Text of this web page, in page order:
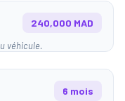
240,000 MAD
véhicule.
6 mois